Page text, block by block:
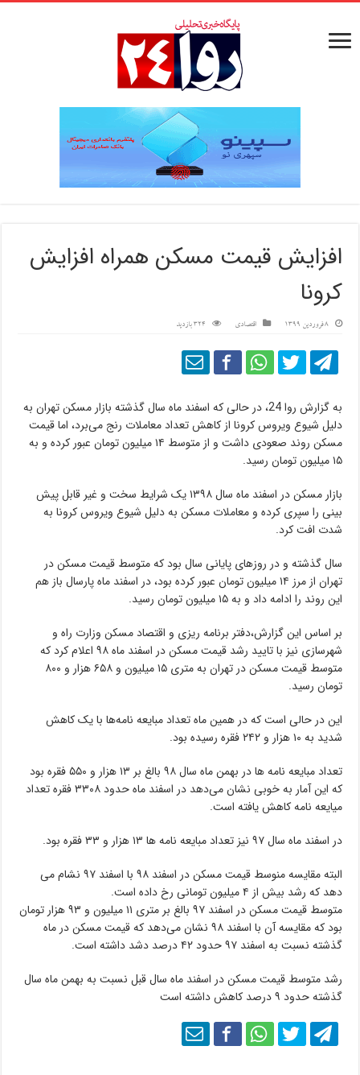
افزایش قیمت مسکن همراه افزایش
کرونا
8 فروردین 1399 اقتصادی 324 بازدید
به گزارش روا 24، در حالی که اسفند ماه سال گذشته بازار مسکن تهران به
دلیل شیوع ویروس کرونا از کاهش تعداد معاملات رنج می‌برد، اما قیمت
مسکن روند صعودی داشت و از متوسط ۱۴ میلیون تومان عبور کرده و به
۱۵ میلیون تومان رسید.
بازار مسکن در اسفند ماه سال ۱۳۹۸ یک شرایط سخت و غیر قابل پیش
بینی را سپری کرده و معاملات مسکن به دلیل شیوع ویروس کرونا به
شدت افت کرد.
سال گذشته و در روزهای پایانی سال بود که متوسط قیمت مسکن در
تهران از مرز ۱۴ میلیون تومان عبور کرده بود، در اسفند ماه پارسال باز هم
این روند را ادامه داد و به ۱۵ میلیون تومان رسید.
بر اساس این گزارش،دفتر برنامه ریزی و اقتصاد مسکن وزارت راه و
شهرسازی نیز با تایید رشد قیمت مسکن در اسفند ماه ۹۸ اعلام کرد که
متوسط قیمت مسکن در تهران به متری ۱۵ میلیون و ۶۵۸ هزار و ۸۰۰
تومان رسید.
این در حالی است که در همین ماه تعداد مبایعه نامه‌ها با یک کاهش
شدید به ۱۰ هزار و ۲۴۲ فقره رسیده بود.
تعداد مبایعه نامه ها در بهمن ماه سال ۹۸ بالغ بر ۱۳ هزار و ۵۵۰ فقره بود
که این آمار به خوبی نشان می‌دهد در اسفند ماه حدود ۳۳۰۸ فقره تعداد
میایعه نامه کاهش یافته است.
در اسفند ماه سال ۹۷ نیز تعداد مبایعه نامه ها ۱۳ هزار و ۳۳ فقره بود.
البته مقایسه منوسط قیمت مسکن در اسفند ۹۸ با اسفند ۹۷ نشام می
دهد که رشد بیش از ۴ میلیون تومانی رخ داده است.
متوسط قیمت مسکن در اسفند ۹۷ بالغ بر متری ۱۱ میلیون و ۹۳ هزار تومان
بود که مقایسه آن با اسفند ۹۸ نشان می‌دهد که قیمت مسکن در ماه
گذشته نسبت به اسفند ۹۷ حدود ۴۲ درصد دشد داشته است.
رشد متوسط قیمت مسکن در اسفند ماه سال قبل نسبت به بهمن ماه سال
گذشته حدود ۹ درصد کاهش داشته است